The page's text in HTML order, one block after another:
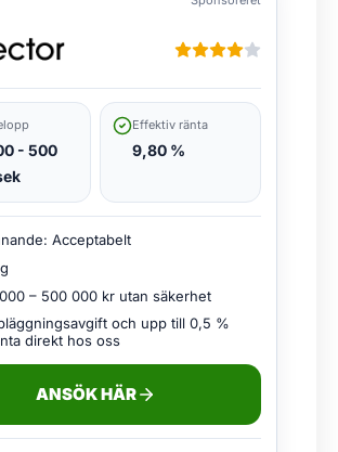
- 500
Effektiv ränta
9,80 %
Acceptabelt
– 500 000 kr utan säkerhet
och upp till 0,5 %
direkt hos oss
ANSÖK HÄR